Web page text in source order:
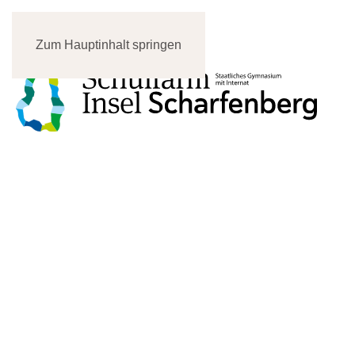
Zum Hauptinhalt springen